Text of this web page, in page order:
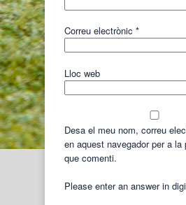
Correu electrònic *
Lloc web
Desa el meu nom, correu
en aquest navegador per a la
que comenti.
Please enter an answer in